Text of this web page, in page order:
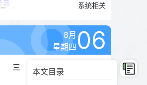
本文目录
系统相关
8月
星期四06
三 四 五